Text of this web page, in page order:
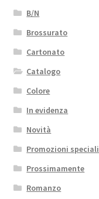
B/N
Brossurato
Cartonato
Catalogo
Colore
In evidenza
Novità
Promozioni speciali
Prossimamente
Romanzo